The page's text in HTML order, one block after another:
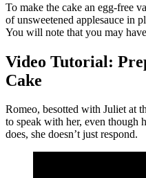
To make the cake an egg-free
of unsweetened applesauce in
You will note that you may
Video Tutorial:
Cake
Romeo, besotted with Juliet at
to speak with her, even though
does, she doesn’t just respond.